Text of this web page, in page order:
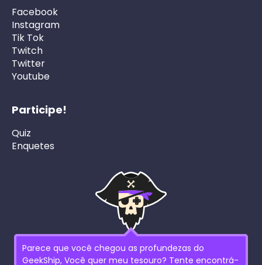
Facebook
Instagram
Tik Tok
Twitch
Twitter
Youtube
Participe!
Quiz
Enquetes
Parece que você chegou as profundezas do
GeekShip, Você quer meu tesouro? Tente encontrá-